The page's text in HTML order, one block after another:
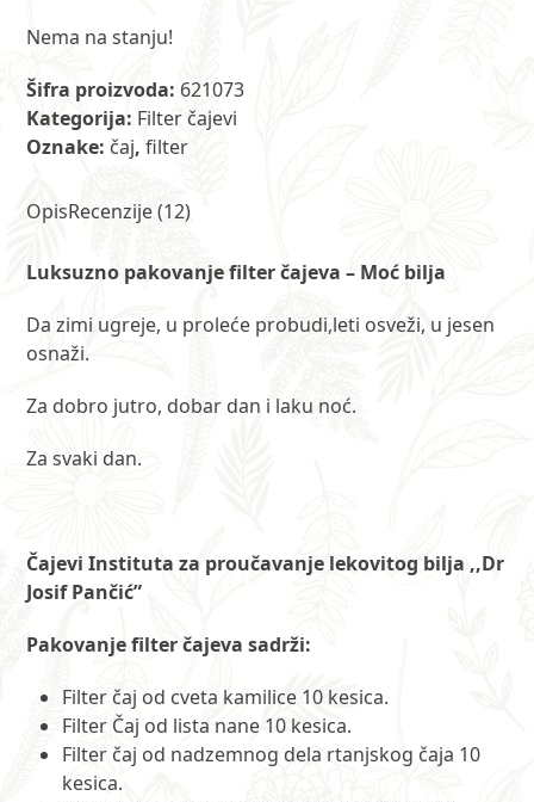
Nema na stanju!
Šifra proizvoda: 621073
Kategorija: Filter čajevi
Oznake: čaj,filter
OpisRecenzije (12)
Luksuzno pakovanje filter čajeva – Moć bilja
Da zimi ugreje, u proleće probudi,leti osveži, u jesen
osnaži.
Za dobro jutro, dobar dan i laku noć.
Za svaki dan.
Čajevi Instituta za proučavanje lekovitog bilja ,,Dr
Josif Pančić”
Pakovanje filter čajeva sadrži:
Filter čaj od cveta kamilice 10 kesica.
Filter Čaj od lista nane 10 kesica.
Filter čaj od nadzemnog dela rtanjskog čaja 10
kesica.